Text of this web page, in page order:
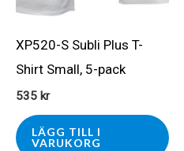
XP520-S Subli Plus T-
Shirt Small, 5-pack
535 kr
LÄGG TILL I
VARUKORG